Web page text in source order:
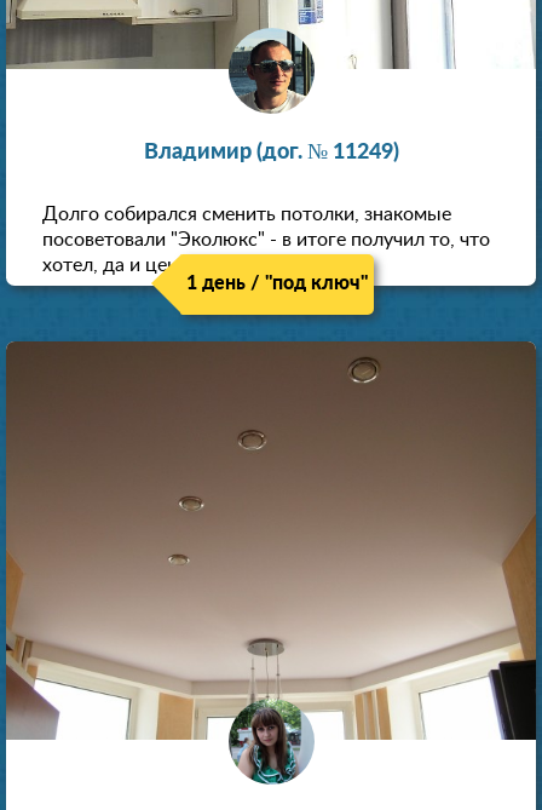
Владимир (дог. № 11249)
Долго собирался сменить потолки, знакомые
посоветовали "Эколюкс" - в итоге получил то, что
хотел, да и цена нормальная.
1 день / "под ключ"